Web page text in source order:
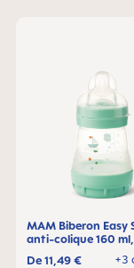
MAM Biberon Easy Start™
anti-colique 160
+3
De11,49 €